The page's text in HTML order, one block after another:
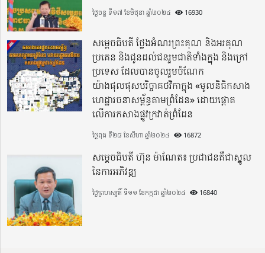
ថ្ងៃចន្ទ ទី១៧ ខែមិថុនា ឆ្នាំ២០២៤ 16930
សម្តេចធិបតី ថ្លែងអំណរព្រះគុណ និងអរគុណ
ប្រគេន និងជូនដល់ជនរួមជាតិទាំងក្នុង​ និងក្រៅ
ប្រទេស​ ដែលបានចូលរួមចំណែក
យ៉ាងផុលផុសបរិច្ចាគថវិកាក្នុង «មូលនិធិកសាង
ហេដ្ឋារចនាសម្ព័ន្ធតាមព្រំដែន» ដោយផ្ដោត
លើការកសាងផ្លូវក្រវាត់ព្រំដែន
ថ្ងៃពុធ ទី២៨ ខែសីហា ឆ្នាំ២០២៤ 16872
សម្តេចធិបតី ហ៊ុន ម៉ាណែត៖ ប្រជាជនគឺជាស្នូល
នៃការអភិវឌ្ឍ
ថ្ងៃព្រហស្បតិ៍ ទី១១ ខែកក្កដា ឆ្នាំ២០២៤ 16840